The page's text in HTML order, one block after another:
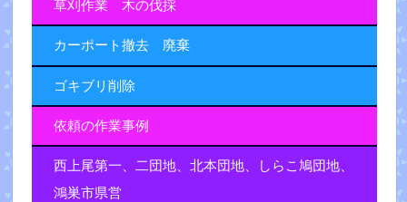
草刈作業 木の伐採
カーポート撤去 廃棄
ゴキブリ削除
依頼の作業事例
西上尾第一、二団地、北本団地、しらこ鳩団地、
鴻巣市県営